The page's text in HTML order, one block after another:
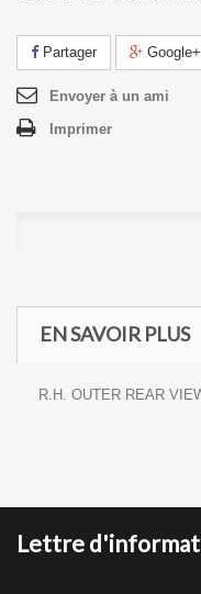
Partager Google+
Envoyer à un ami
Imprimer
EN SAVOIR PLUS
R.H. OUTER REAR
Lettre